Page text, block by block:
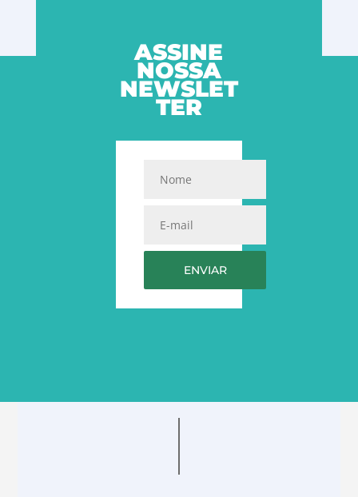
ASSINE
NOSSA
NEWSLET
TER